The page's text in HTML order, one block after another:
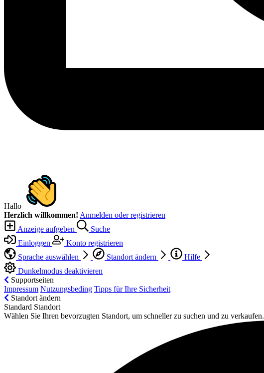
Hallo
Herzlich willkommen! Anmelden oder registrieren
Anzeige aufgeben
Suche
Einloggen
Konto registrieren
Sprache auswählen
Standort ändern
Hilfe
Dunkelmodus deaktivieren
Supportseiten
Impressum Nutzungsbeding Tipps für Ihre Sicherheit
Standort ändern
Standard Standort
Wählen Sie Ihren bevorzugten Standort, um schneller zu suchen und zu verkaufen.